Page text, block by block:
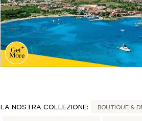
LA NOSTRA COLLEZIONE: BOUTIQUE &